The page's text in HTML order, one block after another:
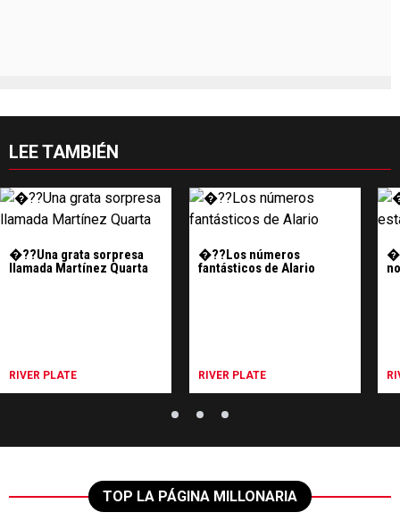
LEE TAMBIÉN
�??Una grata sorpresa
llamada Martínez Quarta
RIVER PLATE
�??Los números
fantásticos de Alario
RIVER PLATE
TOP LA PÁGINA MILLONARIA